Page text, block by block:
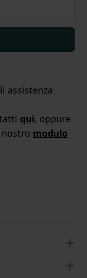
assistenza
qui, oppure
nostro modulo